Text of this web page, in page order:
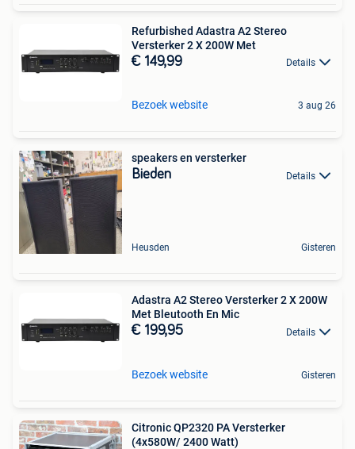
Refurbished Adastra A2 Stereo
Versterker 2 X 200W Met
€ 149,99 Details
Bezoek website 3 aug 26
speakers en versterker
Bieden Details
Heusden Gisteren
Adastra A2 Stereo Versterker 2 X 200W
Met Bleutooth En Mic
€ 199,95 Details
Bezoek website Gisteren
Citronic QP2320 PA Versterker
(4x580W/ 2400 Watt)